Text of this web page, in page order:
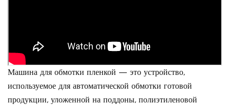
Машина для обмотки пленкой — это устройство,
используемое для автоматической обмотки готовой
продукции, уложенной на поддоны, полиэтиленовой